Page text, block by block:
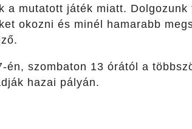
a mutatott játék miatt. Dolgozunk
okozni és minél hamarabb
én, szombaton 13 órától a
hazai pályán.